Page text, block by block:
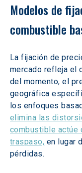
Modelos de
combustible
La fijación de
mercado refleja el
del momento, el
geográfica
los enfoques
elimina las
combustible actúe
traspaso, en lugar
pérdidas.